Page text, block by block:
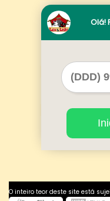
O inteiro teor deste site está
Olá!